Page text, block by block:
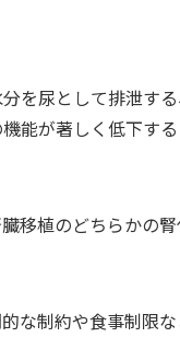
を尿として排泄す
能が著しく低下す
移植のどちらかの
な制約や食事制限